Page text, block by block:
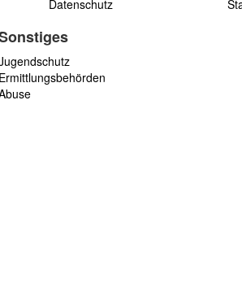
Datenschutz
Ermittlungsbehörden